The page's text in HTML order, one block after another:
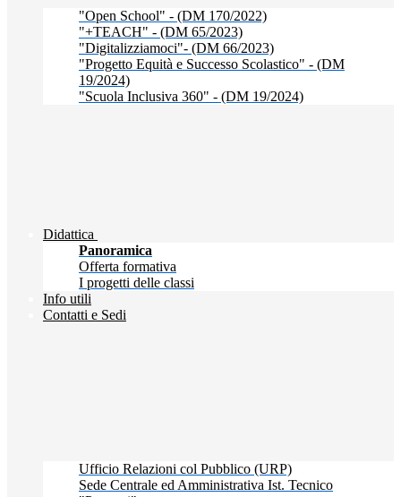
"Open School" - (DM 170/2022)
"+TEACH" - (DM 65/2023)
"Digitalizziamoci"- (DM 66/2023)
"Progetto Equità e Successo Scolastico" - (DM
19/2024)
"Scuola Inclusiva 360" - (DM 19/2024)
Didattica
Panoramica
Offerta formativa
I progetti delle classi
Info utili
Contatti e Sedi
Ufficio Relazioni col Pubblico (URP)
Sede Centrale ed Amministrativa Ist. Tecnico